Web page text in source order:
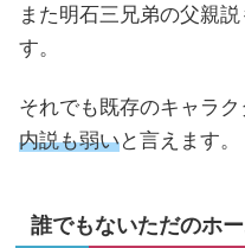
また明石三兄弟の父親
す。
それでも既存のキャラク
内説も弱いと言えます。
誰でもないただのホ